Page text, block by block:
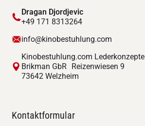
Dragan Djordjevic
+49 171 8313264
info@kinobestuhlung.com
Kinobestuhlung.com Lederkonzepte
Brikman GbR Reizenwiesen 9
73642 Welzheim
Kontaktformular